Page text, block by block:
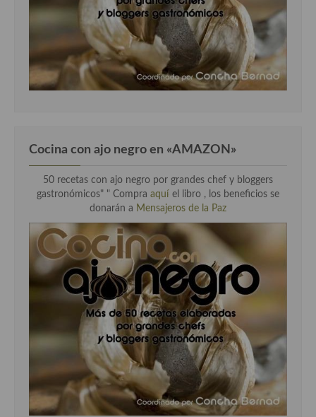
Cocina con ajo negro en «AMAZON»
50 recetas con ajo negro por grandes chef y bloggers
gastronómicos" " Compra aquí el libro , los beneficios se
donarán a Mensajeros de la Paz